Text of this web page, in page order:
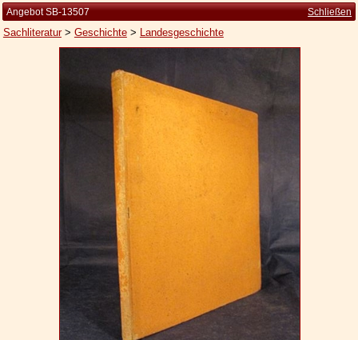
Die Brockhaus Auflagen
Widerrufsbelehrung
Geschäftsbedingungen
Angebot SB-13507 Schließen
Sachliteratur> Geschichte> Landesgeschichte